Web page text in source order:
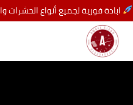
تخطي
إلى
المحتوى
ابادة فورية لجميع أنواع